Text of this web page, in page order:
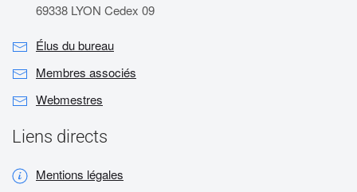
69338 LYON Cedex 09
Élus du bureau
Membres associés
Webmestres
Liens directs
Mentions légales